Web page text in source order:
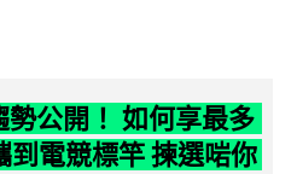
公開！ 如何享最多
電競標竿 揀選啱你